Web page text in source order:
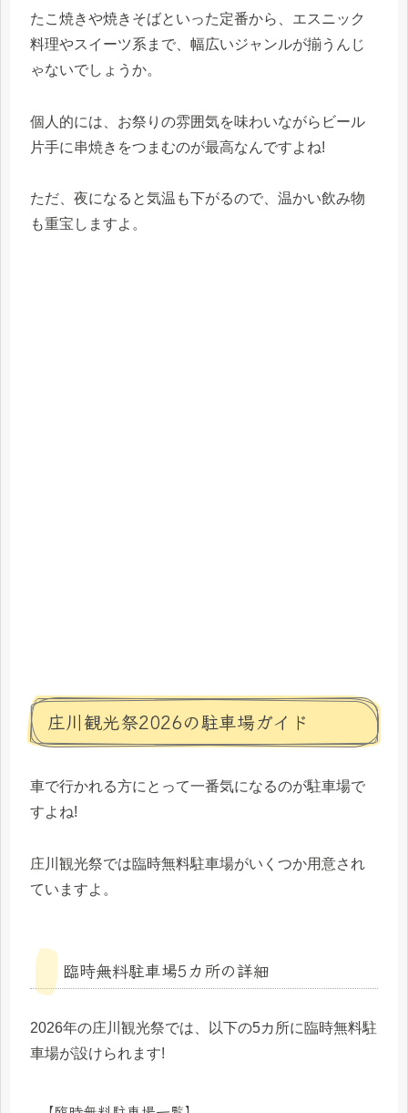
たこ焼きや焼きそばといった定番から、エスニック
料理やスイーツ系まで、幅広いジャンルが揃うんじ
ゃないでしょうか。
個人的には、お祭りの雰囲気を味わいながらビール
片手に串焼きをつまむのが最高なんですよね!
ただ、夜になると気温も下がるので、温かい飲み物
も重宝しますよ。
庄川観光祭2026の駐車場ガイド
車で行かれる方にとって一番気になるのが駐車場で
すよね!
庄川観光祭では臨時無料駐車場がいくつか用意され
ていますよ。
臨時無料駐車場5カ所の詳細
2026年の庄川観光祭では、以下の5カ所に臨時無料駐
車場が設けられます!